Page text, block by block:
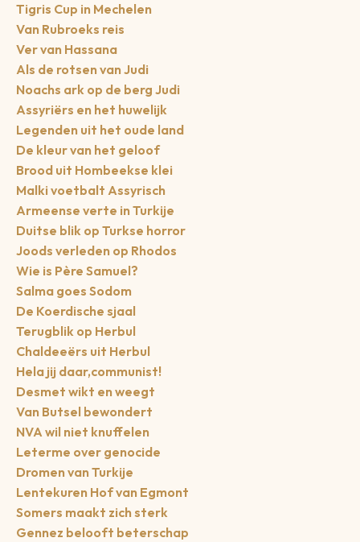
Tigris Cup in Mechelen
Van Rubroeks reis
Ver van Hassana
Als de rotsen van Judi
Noachs ark op de berg Judi
Assyriërs en het huwelijk
Legenden uit het oude land
De kleur van het geloof
Brood uit Hombeekse klei
Malki voetbalt Assyrisch
Armeense verte in Turkije
Duitse blik op Turkse horror
Joods verleden op Rhodos
Wie is Père Samuel?
Salma goes Sodom
De Koerdische sjaal
Terugblik op Herbul
Chaldeeërs uit Herbul
Hela jij daar,communist!
Desmet wikt en weegt
Van Butsel bewondert
NVA wil niet knuffelen
Leterme over genocide
Dromen van Turkije
Lentekuren Hof van Egmont
Somers maakt zich sterk
Gennez belooft beterschap